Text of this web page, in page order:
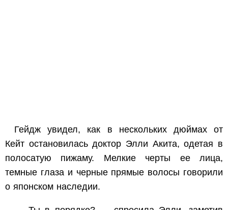
Гейдж увидел, как в нескольких дюймах от
Кейт остановилась доктор Элли Акита, одетая в
полосатую пижаму. Мелкие черты ее лица,
темные глаза и черные прямые волосы говорили
о японском наследии.